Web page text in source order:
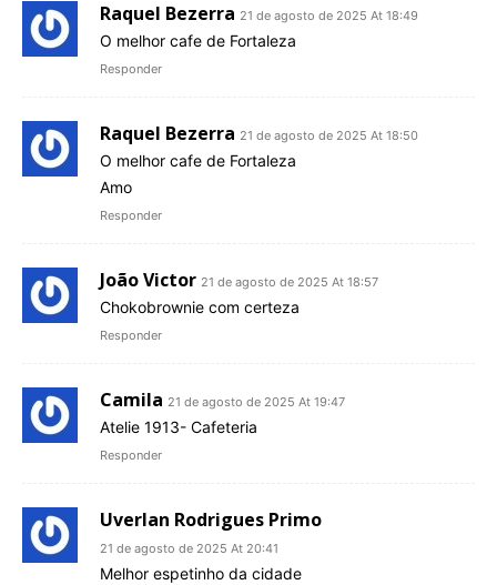
Raquel Bezerra 21 de agosto de 2025 At 18:49
O melhor cafe de Fortaleza
Responder
Raquel Bezerra 21 de agosto de 2025 At 18:50
O melhor cafe de Fortaleza
Amo
Responder
João Victor 21 de agosto de 2025 At 18:57
Chokobrownie com certeza
Responder
Camila 21 de agosto de 2025 At 19:47
Atelie 1913- Cafeteria
Responder
Uverlan Rodrigues Primo
21 de agosto de 2025 At 20:41
Melhor espetinho da cidade